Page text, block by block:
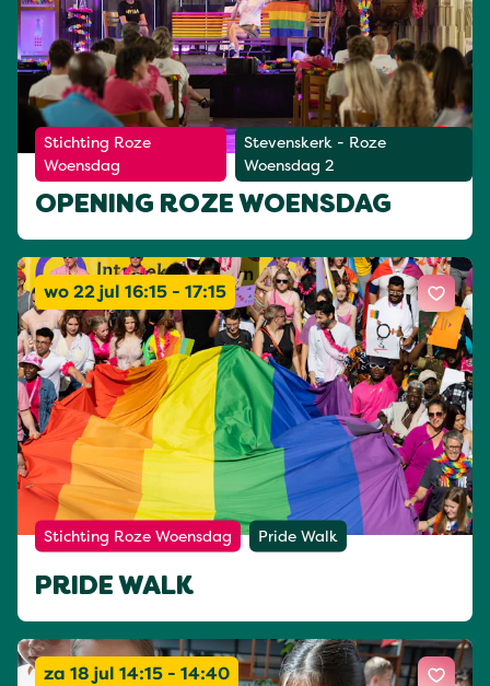
Stichting Roze
Woensdag
Stevenskerk - Roze
Woensdag 2
OPENING ROZE WOENSDAG
wo 22 jul 16:15 - 17:15
Stichting Roze Woensdag Pride Walk
PRIDE WALK
za 18 jul 14:15 - 14:40